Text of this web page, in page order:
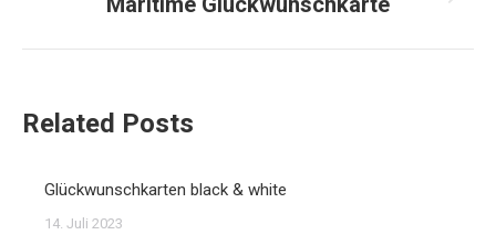
Related Posts
Glückwunschkarten black & white
14. Juli 2023